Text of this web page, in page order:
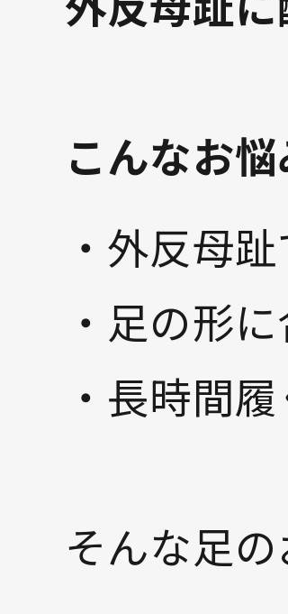
こんなお
・外反母
・足の形
・長時間
そんな足